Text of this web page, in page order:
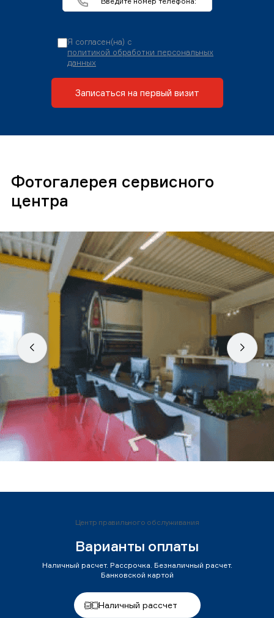
Я согласен(на) с
политикой обработки персональных
данных
Записаться на первый визит
Фотогалерея сервисного
центра
Центр правильного обслуживания
Варианты оплаты
Наличный расчет. Рассрочка. Безналичный расчет.
Банковской картой
Наличный рассчет